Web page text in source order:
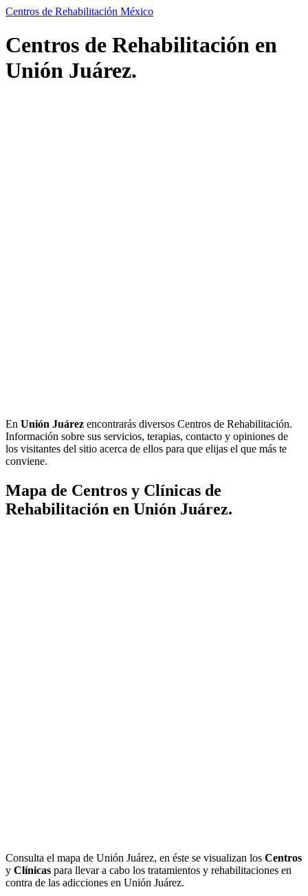
Centros de Rehabilitación México
Centros de Rehabilitación en
Unión Juárez.
En Unión Juárez encontrarás diversos Centros de Rehabilitación.
Información sobre sus servicios, terapias, contacto y opiniones de
los visitantes del sitio acerca de ellos para que elijas el que más te
conviene.
Mapa de Centros y Clínicas de
Rehabilitación en Unión Juárez.
Consulta el mapa de Unión Juárez, en éste se visualizan los Centros
y Clínicas para llevar a cabo los tratamientos y rehabilitaciones en
contra de las adicciones en Unión Juárez.